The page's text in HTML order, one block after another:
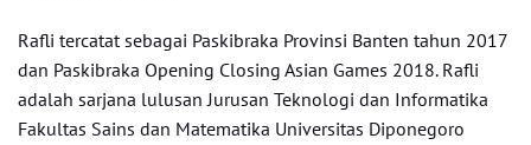
Rafli tercatat sebagai Paskibraka Provinsi Banten tahun 2017
dan Paskibraka Opening Closing Asian Games 2018. Rafli
adalah sarjana lulusan Jurusan Teknologi dan Informatika
Fakultas Sains dan Matematika Universitas Diponegoro